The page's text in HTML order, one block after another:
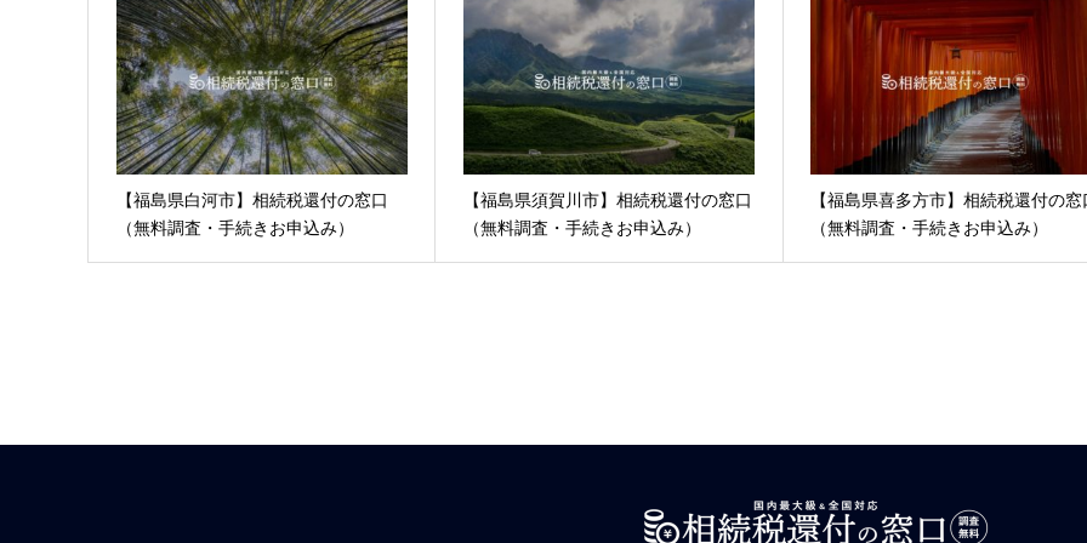
【福島県白河市】相続税還付の窓口
（無料調査・手続きお申込み）
【福島県須賀川市】相続税還付の窓口
（無料調査・手続きお申込み）
【福島県喜多方市】相続税還付の窓
（無料調査・手続きお申込み）